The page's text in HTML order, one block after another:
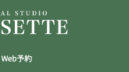
Web予約